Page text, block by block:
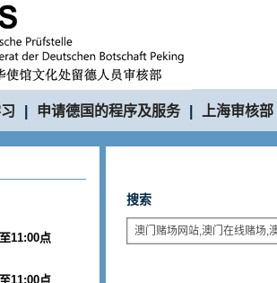
申请德国的程序及服务 上海审核部
11:00点
11:00点
搜索